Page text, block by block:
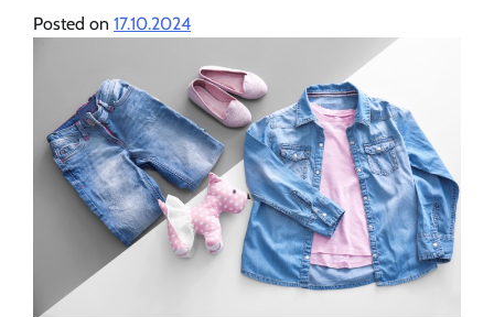
Posted on 17.10.2024